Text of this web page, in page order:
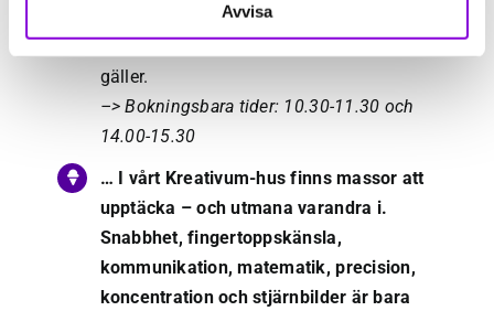
Avvisa
knäcka så många koder som möjligt. Du
bokar tid i receptionen, först till kvarn
gäller.
–> Bokningsbara tider: 10.30-11.30 och
14.00-15.30
… I vårt Kreativum-hus finns massor att
upptäcka – och utmana varandra i.
Snabbhet, fingertoppskänsla,
kommunikation, matematik, precision,
koncentration och stjärnbilder är bara